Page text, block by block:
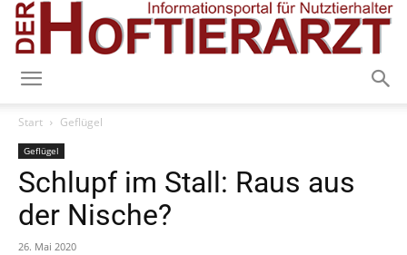
Start Geflügel
Geflügel
Schlupf im Stall: Raus aus
der Nische?
26. Mai 2020